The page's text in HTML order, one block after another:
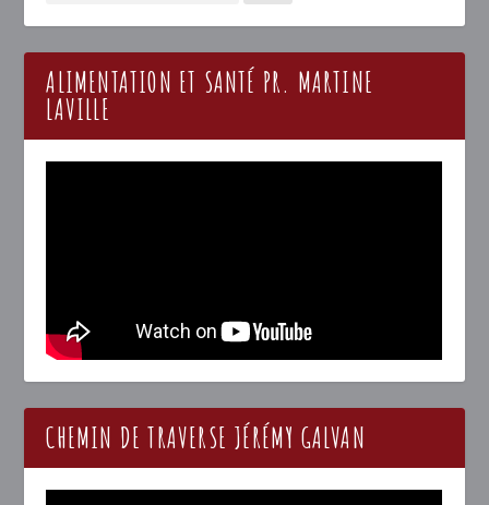
ALIMENTATION ET SANTÉ PR. MARTINE
LAVILLE
CHEMIN DE TRAVERSE JÉRÉMY GALVAN